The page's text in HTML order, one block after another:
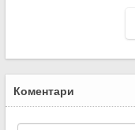
Коментари